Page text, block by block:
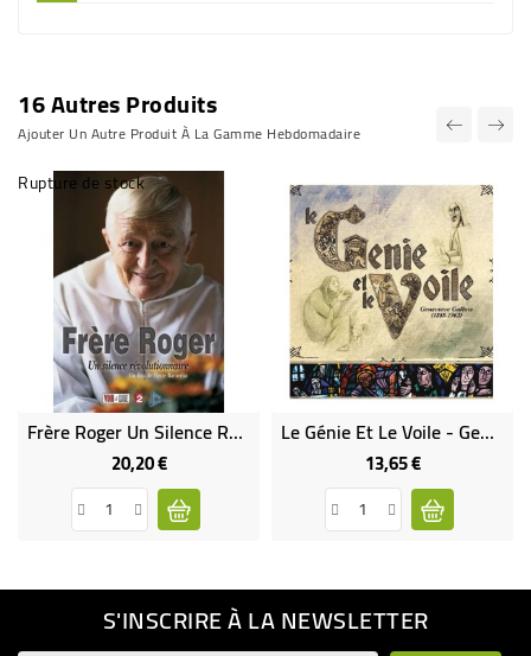
16 Autres Produits
Ajouter Un Autre Produit À La Gamme Hebdomadaire
Rupture de stock
Frère Roger Un Silence Révolutionnaire (DVD Occasion)
20,20 €Prix
Le Génie Et Le Voile - Geneviève Gallois 1888-1962
13,65 €Prix
S'INSCRIRE À LA NEWSLETTER